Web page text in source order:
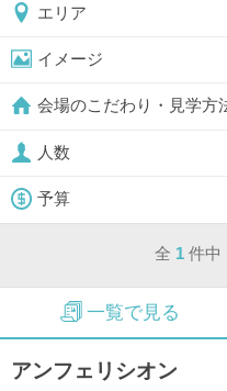
エリア
イメージ
会場のこだわり・見学方
人数
予算
全 1 件
一覧で見る
アンフェリシオン